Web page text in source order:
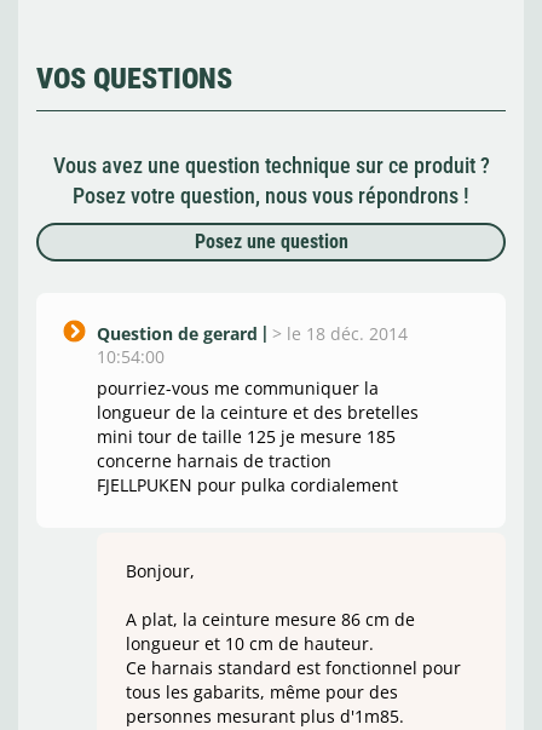
VOS QUESTIONS
Vous avez une question technique sur ce produit ?
Posez votre question, nous vous répondrons !
Posez une question
Question de gerard > le 18 déc. 2014
10:54:00
pourriez-vous me communiquer la
longueur de la ceinture et des bretelles
mini tour de taille 125 je mesure 185
concerne harnais de traction
FJELLPUKEN pour pulka cordialement
Bonjour,
A plat, la ceinture mesure 86 cm de
longueur et 10 cm de hauteur.
Ce harnais standard est fonctionnel pour
tous les gabarits, même pour des
personnes mesurant plus d'1m85.